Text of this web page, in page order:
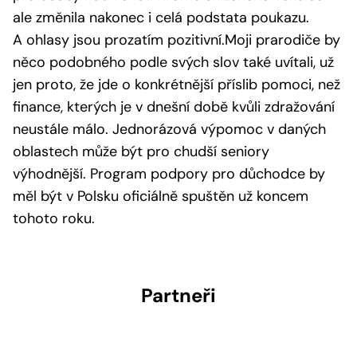
ale změnila nakonec i celá podstata poukazu.
A ohlasy jsou prozatím pozitivní.Moji prarodiče by
něco podobného podle svých slov také uvítali, už
jen proto, že jde o konkrétnější příslib pomoci, než
finance, kterých je v dnešní době kvůli zdražování
neustále málo. Jednorázová výpomoc v daných
oblastech může být pro chudší seniory
výhodnější. Program podpory pro důchodce by
měl být v Polsku oficiálně spuštěn už koncem
tohoto roku.
Partneři